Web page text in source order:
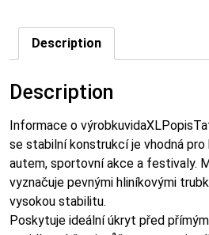
Description
Description
Informace o
se stabilní konstrukcí je vhodná
autem, sportovní akce a festivaly.
vyznačuje pevnými hliníkovými
vysokou stabilitu.
Poskytuje ideální úkryt před